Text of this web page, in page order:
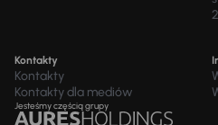
Kontakty
Kontakty
Kontakty dla mediów
Jesteśmy częścią grupy